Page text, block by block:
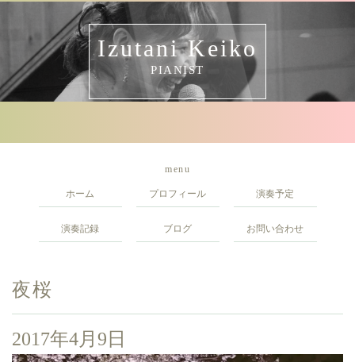
Izutani Keiko
PIANIST
menu
ホーム プロフィール 演奏予定
演奏記録 ブログ お問い合わせ
夜桜
2017年4月9日